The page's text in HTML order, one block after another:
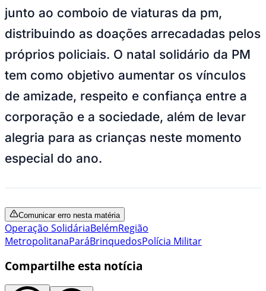
junto ao comboio de viaturas da pm,
distribuindo as doações arrecadadas pelos
próprios policiais. O natal solidário da PM
tem como objetivo aumentar os vínculos
de amizade, respeito e confiança entre a
corporação e a sociedade, além de levar
alegria para as crianças neste momento
especial do ano.
Comunicar erro nesta matéria
Operação SolidáriaBelémRegião
MetropolitanaParáBrinquedosPolícia Militar
Compartilhe esta notícia